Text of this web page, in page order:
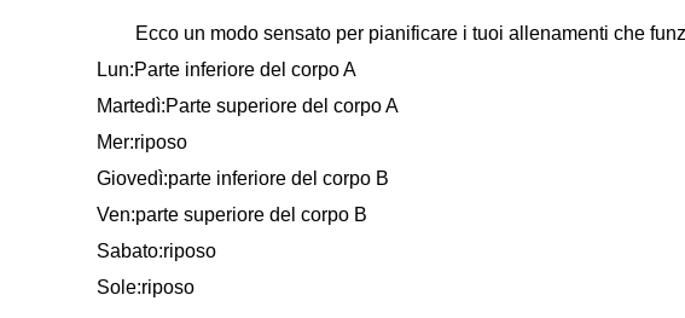
Ecco un modo sensato per pianificare i tuoi allenamenti che
Lun:Parte inferiore del corpo A
Martedì:Parte superiore del corpo A
Mer:riposo
Giovedì:parte inferiore del corpo B
Ven:parte superiore del corpo B
Sabato:riposo
Sole:riposo